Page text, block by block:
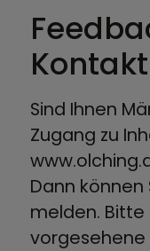
Kontakt
Sind Ihnen
Zugang zu
Dann können
melden.
vorgesehene